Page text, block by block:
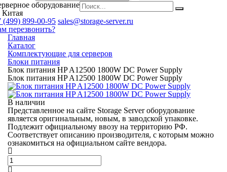
оборудование
Китая
(499) 899-00-95 sales@storage-server.ru
перезвонить?
Главная
Каталог
Комплектующие для серверов
Блоки питания
Блок питания HP A12500 1800W DC Power Supply
Блок питания HP A12500 1800W DC Power Supply
В наличии
Представленное на сайте Storage Server оборудование
является оригинальным, новым, в заводской упаковке.
Подлежит официальному ввозу на территорию РФ.
Соответствует описанию производителя, с которым можно
ознакомиться на официальном сайте вендора.